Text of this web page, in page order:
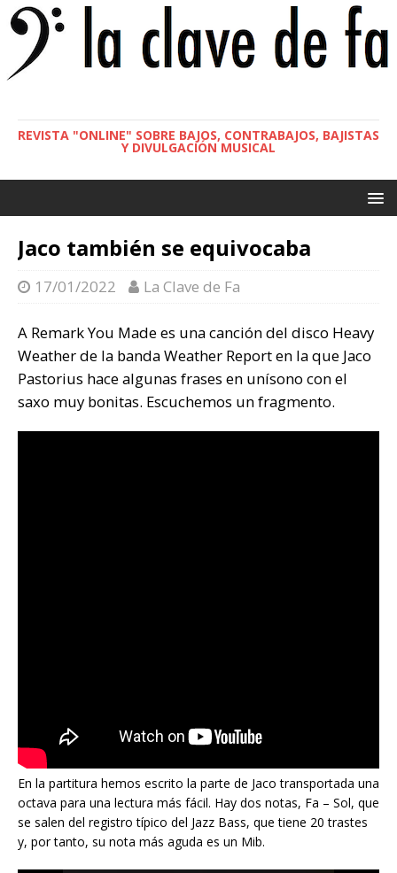
REVISTA "ONLINE" SOBRE BAJOS, CONTRABAJOS, BAJISTAS
Y DIVULGACIÓN MUSICAL
Jaco también se equivocaba
17/01/2022 La Clave de Fa
A Remark You Made es una canción del disco Heavy
Weather de la banda Weather Report en la que Jaco
Pastorius hace algunas frases en unísono con el
saxo muy bonitas. Escuchemos un fragmento.
En la partitura hemos escrito la parte de Jaco transportada una
octava para una lectura más fácil. Hay dos notas, Fa – Sol, que
se salen del registro típico del Jazz Bass, que tiene 20 trastes
y, por tanto, su nota más aguda es un Mib.